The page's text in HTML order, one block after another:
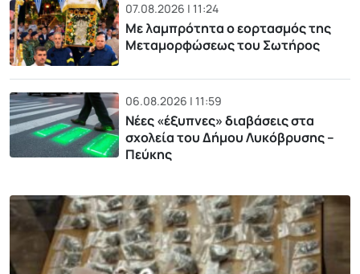
07.08.2026 | 11:24
Με λαμπρότητα ο εορτασμός της
Μεταμορφώσεως του Σωτήρος
06.08.2026 | 11:59
Νέες «έξυπνες» διαβάσεις στα
σχολεία του Δήμου Λυκόβρυσης –
Πεύκης